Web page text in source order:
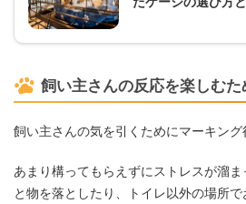
飼い主さんの反応を楽しむた
飼い主さんの気を引くためにマーキング
あまり構ってもらえずにストレスが溜
と物を落としたり、トイレ以外の場所